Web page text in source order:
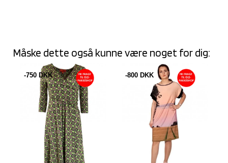
Måske dette også kunne være noget for dig:
-750 DKK -800 DKK